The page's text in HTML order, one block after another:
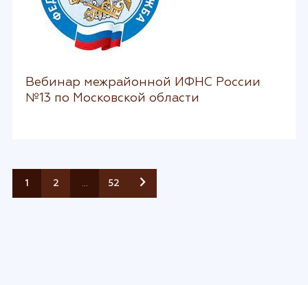
Вебинар межрайонной ИФНС России
№13 по Московской области
1 2 … 52